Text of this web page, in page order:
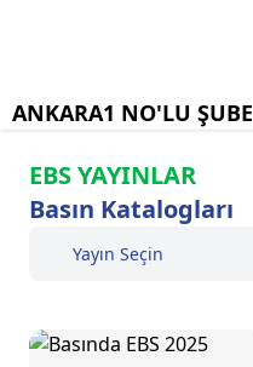
ANKARA1 NO'LU ŞUBE
EBS YAYINLAR
Basın Katalogları